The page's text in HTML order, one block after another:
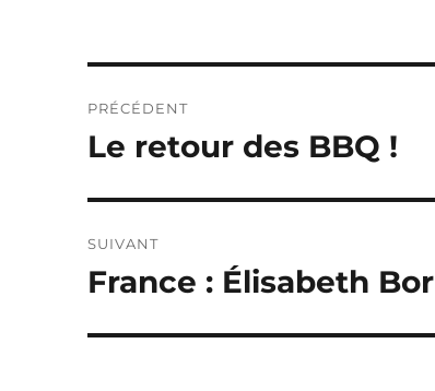
de
PRÉCÉDENT
Publication
Le retour des BBQ !
SUIVANT
Publication
France : Élisabeth